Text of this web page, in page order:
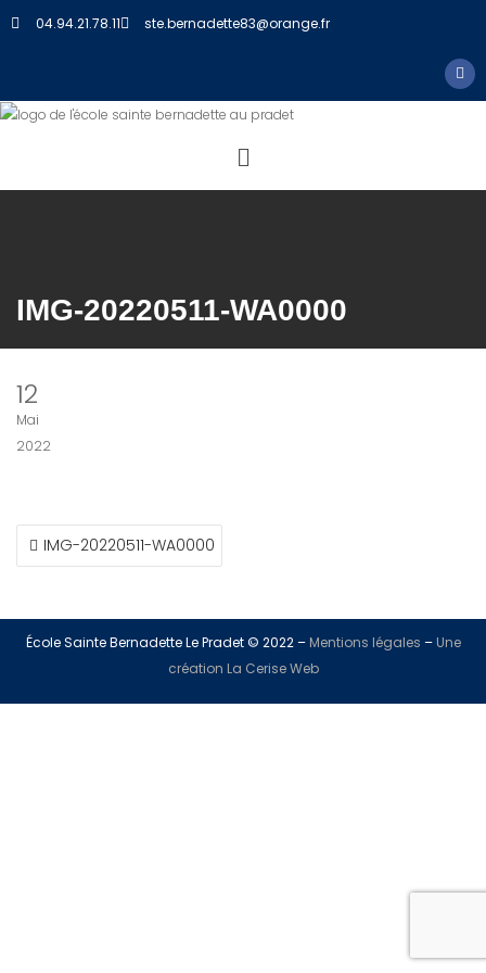
04.94.21.78.11 ste.bernadette83@orange.fr
IMG-20220511-WA0000
12
Mai
2022
IMG-20220511-WA0000
École Sainte Bernadette Le Pradet © 2022 –Mentions légales –Une
création La Cerise Web